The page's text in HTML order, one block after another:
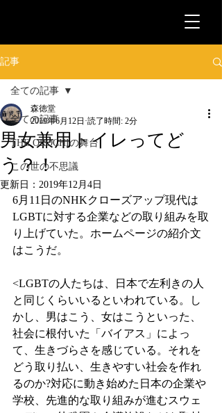
記事
全ての記事
THE OROCHIの舞台
この世の不思議
全ての記事
男女兼用トイレってど
う？！
森徳堂
2019年6月12日 読了時間: 2分
更新日： 2019年12月4日
6月11日のNHKクローズアップ現代は
LGBTに対する企業などの取り組みを取
り上げていた。ホームページの紹介文
はこうだ。
<LGBTの人たちは、日本で左利きの人
と同じくらいいるといわれている。し
かし、男はこう、女はこうといった、
社会に根付いた「バイアス」によっ
て、生きづらさを感じている。それを
どう取り払い、生きやすい社会を作れ
るのか?対応に動き始めた日本の企業や
学校、先進的な取り組みが進むスウェ